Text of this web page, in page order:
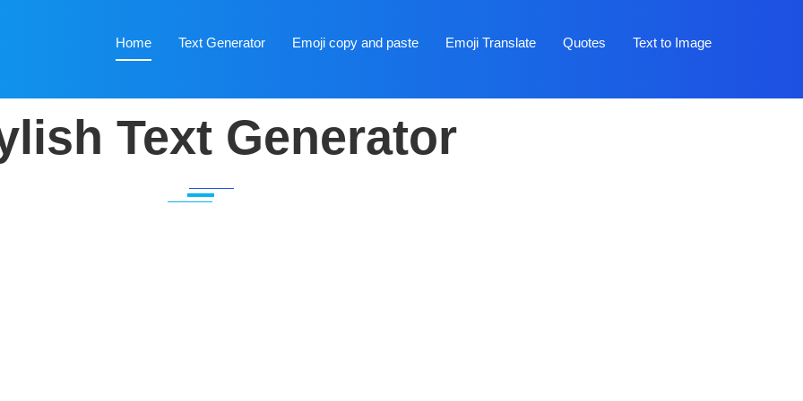
Home Text Generator Emoji copy and paste Emoji Translate Quotes Text to Image
Text Generator